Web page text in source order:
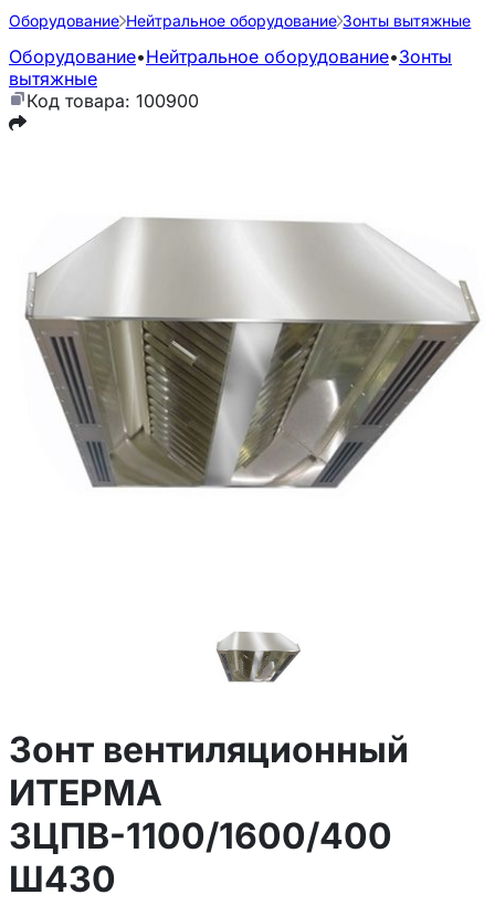
Оборудование Нейтральное оборудование Зонты вытяжные
Оборудование•Нейтральное оборудование•Зонты
вытяжные
Код товара: 100900
Зонт вентиляционный
ИТЕРМА
ЗЦПВ-1100/1600/400
Ш430